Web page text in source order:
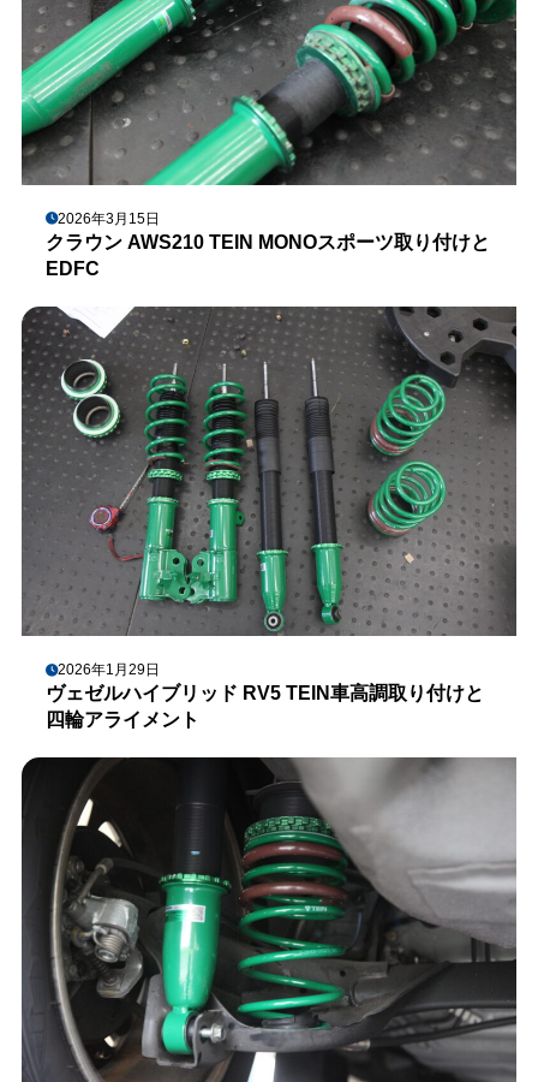
2026年3月15日
クラウン AWS210 TEIN MONOスポーツ取り付けと
EDFC
2026年1月29日
ヴェゼルハイブリッド RV5 TEIN車高調取り付けと
四輪アライメント